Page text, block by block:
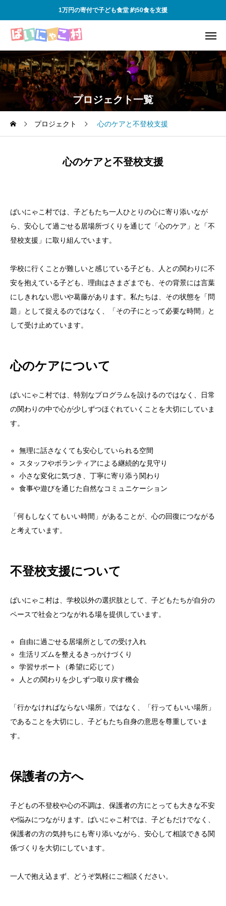
1万円の寄付で子ども食堂 約50食を支援
プロジェクト一覧
プロジェクト 心のケアと不登校支援
心のケアと不登校支援
ばいにゃこ村では、子どもたち一人ひとりの心に寄り添いなが
ら、安心して過ごせる居場所づくりを通じて「心のケア」と「不
登校支援」に取り組んでいます。
学校に行くことが難しいと感じている子ども、人との関わりに不
安を抱えている子ども、理由はさまざまでも、その背景には言葉
にしきれない思いや葛藤があります。私たちは、その状態を「問
題」として捉えるのではなく、「その子にとって必要な時間」と
して受け止めています。
心のケアについて
ばいにゃこ村では、特別なプログラムを設けるのではなく、日常
の関わりの中で心が少しずつほぐれていくことを大切にしていま
す。
無理に話さなくても安心していられる空間
スタッフやボランティアによる継続的な見守り
小さな変化に気づき、丁寧に寄り添う関わり
食事や遊びを通じた自然なコミュニケーション
「何もしなくてもいい時間」があることが、心の回復につながる
と考えています。
不登校支援について
ばいにゃこ村は、学校以外の選択肢として、子どもたちが自分の
ペースで社会とつながれる場を提供しています。
自由に過ごせる居場所としての受け入れ
生活リズムを整えるきっかけづくり
学習サポート（希望に応じて）
人との関わりを少しずつ取り戻す機会
「行かなければならない場所」ではなく、「行ってもいい場所」
であることを大切にし、子どもたち自身の意思を尊重していま
す。
保護者の方へ
子どもの不登校や心の不調は、保護者の方にとっても大きな不安
や悩みにつながります。ばいにゃこ村では、子どもだけでなく、
保護者の方の気持ちにも寄り添いながら、安心して相談できる関
係づくりを大切にしています。
一人で抱え込まず、どうぞ気軽にご相談ください。